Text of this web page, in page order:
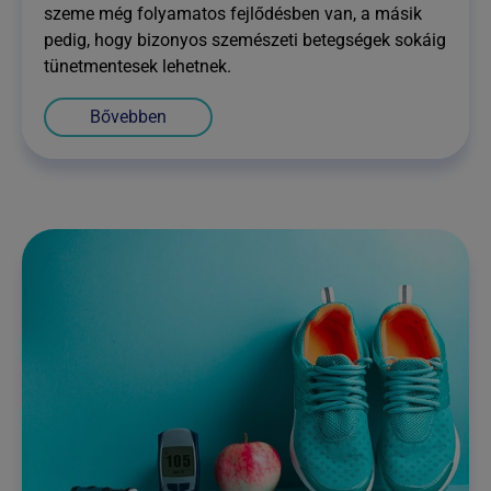
szeme még folyamatos fejlődésben van, a másik
pedig, hogy bizonyos szemészeti betegségek sokáig
tünetmentesek lehetnek.
Bővebben